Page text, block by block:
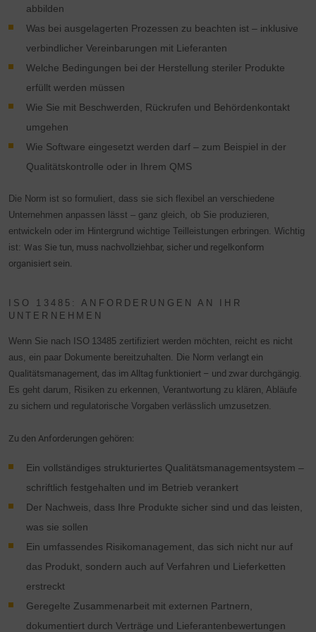
abbilden
Was bei ausgelagerten Prozessen zu beachten ist – inklusive
verbindlicher Vereinbarungen mit Lieferanten
Welche Bedingungen bei der Herstellung steriler Produkte
erfüllt werden müssen
Wie Sie mit Beschwerden, Rückrufen und Behördenkontakt
umgehen
Wie Software eingesetzt werden darf – zum Beispiel in der
Qualitätskontrolle oder in Ihrem QMS
Die Norm ist so formuliert, dass sie sich flexibel an verschiedene
Unternehmen anpassen lässt – ganz gleich, ob Sie produzieren,
entwickeln oder im Hintergrund wichtige Teilleistungen erbringen. Wichtig
ist: Was Sie tun, muss nachvollziehbar, sicher und regelkonform
organisiert sein.
ISO 13485: ANFORDERUNGEN AN IHR
UNTERNEHMEN
Wenn Sie nach ISO 13485 zertifiziert werden möchten, reicht es nicht
aus, ein paar Dokumente bereitzuhalten. Die Norm verlangt ein
Qualitätsmanagement, das im Alltag funktioniert – und zwar durchgängig
Es geht darum, Risiken zu erkennen, Verantwortung zu klären, Abläufe
zu sichern und regulatorische Vorgaben verlässlich umzusetzen.
Zu den Anforderungen gehören:
Ein vollständiges strukturiertes Qualitätsmanagementsystem –
schriftlich festgehalten und im Betrieb verankert
Der Nachweis, dass Ihre Produkte sicher sind und das leisten,
was sie sollen
Ein umfassendes Risikomanagement, das sich nicht nur auf
das Produkt, sondern auch auf Verfahren und Lieferketten
erstreckt
Geregelte Zusammenarbeit mit externen Partnern,
dokumentiert durch Verträge und Lieferantenbewertungen